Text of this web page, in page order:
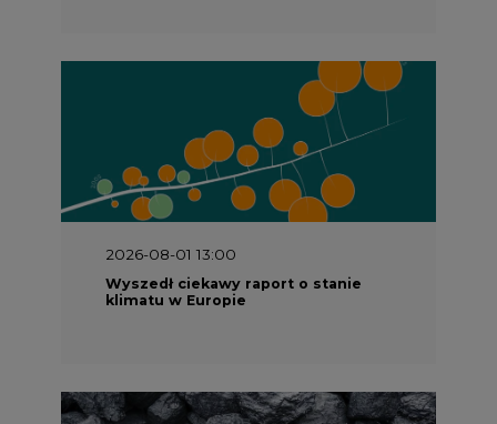
2026-08-01 13:00
Wyszedł ciekawy raport o stanie
klimatu w Europie